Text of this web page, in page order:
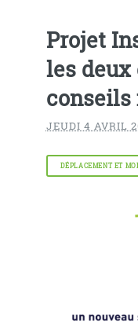
Projet
les
JEUDI 4 AVRIL
DÉPLACEMENT ET